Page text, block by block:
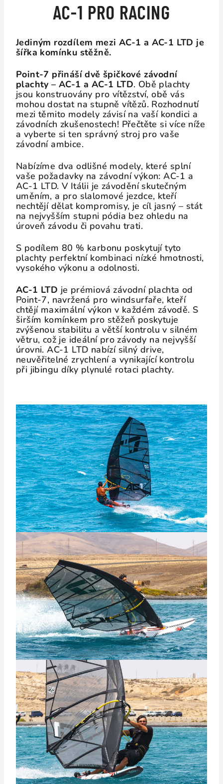
AC-1 PRO RACING
Jediným rozdílem mezi AC-1 a AC-1 LTD je
šířka komínku stěžně.
Point-7 přináší dvě špičkové závodní
plachty – AC-1 a AC-1 LTD. Obě plachty
jsou konstruovány pro vítězství, obě vás
mohou dostat na stupně vítězů. Rozhodnutí
mezi těmito modely závisí na vaší kondici a
závodních zkušenostech! Přečtěte si více níže
a vyberte si ten správný stroj pro vaše
závodní ambice.
Nabízíme dva odlišné modely, které splní
vaše požadavky na závodní výkon: AC-1 a
AC-1 LTD. V Itálii je závodění skutečným
uměním, a pro slalomové jezdce, kteří
nechtějí dělat kompromisy, je cíl jasný – stát
na nejvyšším stupni pódia bez ohledu na
úroveň závodu či povahu trati.
S podílem 80 % karbonu poskytují tyto
plachty perfektní kombinaci nízké hmotnosti,
vysokého výkonu a odolnosti.
AC-1 LTD je prémiová závodní plachta od
Point-7, navržená pro windsurfaře, kteří
chtějí maximální výkon v každém závodě. S
širším komínkem pro stěžeň poskytuje
zvýšenou stabilitu a větší kontrolu v silném
větru, což je ideální pro závody na nejvyšší
úrovni. AC-1 LTD nabízí silný drive,
neuvěřitelné zrychlení a vynikající kontrolu
při jibingu díky plynulé rotaci plachty.